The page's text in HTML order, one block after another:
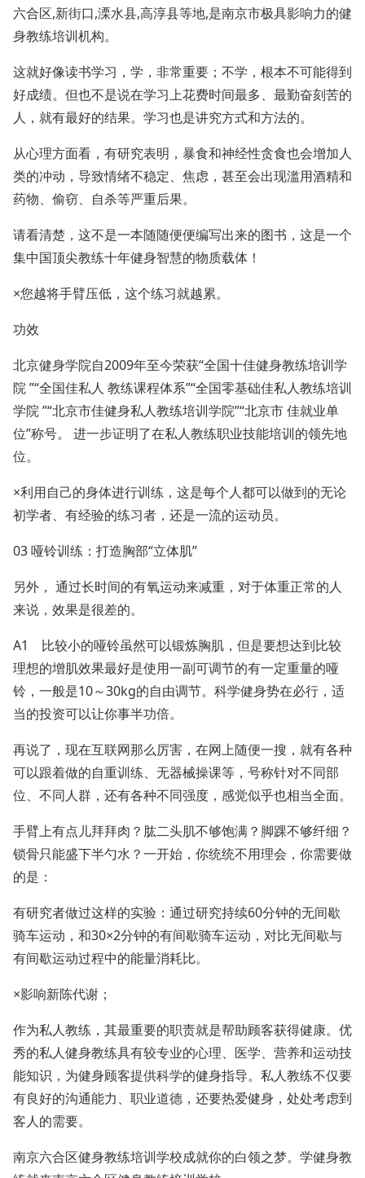
六合区,新街口,溧水县,高淳县等地,是南京市极具影响力的健
身教练培训机构。
这就好像读书学习，学，非常重要；不学，根本不可能得到
好成绩。但也不是说在学习上花费时间最多、最勤奋刻苦的
人，就有最好的结果。学习也是讲究方式和方法的。
从心理方面看，有研究表明，暴食和神经性贪食也会增加人
类的冲动，导致情绪不稳定、焦虑，甚至会出现滥用酒精和
药物、偷窃、自杀等严重后果。
请看清楚，这不是一本随随便便编写出来的图书，这是一个
集中国顶尖教练十年健身智慧的物质载体！
×您越将手臂压低，这个练习就越累。
功效
北京健身学院自2009年至今荣获“全国十佳健身教练培训学
院 ”“全国佳私人 教练课程体系”“全国零基础佳私人教练培训
学院 ”“北京市佳健身私人教练培训学院”“北京市 佳就业单
位”称号。 进一步证明了在私人教练职业技能培训的领先地
位。
×利用自己的身体进行训练，这是每个人都可以做到的无论
初学者、有经验的练习者，还是一流的运动员。
03 哑铃训练：打造胸部“立体肌”
另外， 通过长时间的有氧运动来减重，对于体重正常的人
来说，效果是很差的。
A1 比较小的哑铃虽然可以锻炼胸肌，但是要想达到比较
理想的增肌效果最好是使用一副可调节的有一定重量的哑
铃，一般是10～30kg的自由调节。科学健身势在必行，适
当的投资可以让你事半功倍。
再说了，现在互联网那么厉害，在网上随便一搜，就有各种
可以跟着做的自重训练、无器械操课等，号称针对不同部
位、不同人群，还有各种不同强度，感觉似乎也相当全面。
手臂上有点儿拜拜肉？肱二头肌不够饱满？脚踝不够纤细？
锁骨只能盛下半勺水？一开始，你统统不用理会，你需要做
的是：
有研究者做过这样的实验：通过研究持续60分钟的无间歇
骑车运动，和30×2分钟的有间歇骑车运动，对比无间歇与
有间歇运动过程中的能量消耗比。
×影响新陈代谢；
作为私人教练，其最重要的职责就是帮助顾客获得健康。优
秀的私人健身教练具有较专业的心理、医学、营养和运动技
能知识，为健身顾客提供科学的健身指导。私人教练不仅要
有良好的沟通能力、职业道德，还要热爱健身，处处考虑到
客人的需要。
南京六合区健身教练培训学校成就你的白领之梦。学健身教